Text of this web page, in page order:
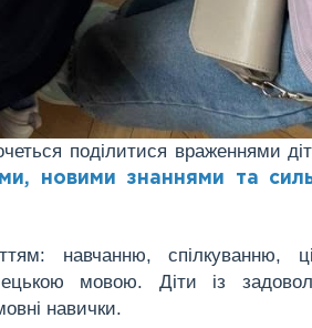
поділитися враженнями
новими знаннями та
навчанню, спілкуванню,
мовою. Діти із
навички.